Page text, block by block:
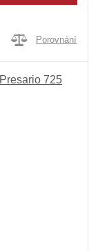
Porovnání
725